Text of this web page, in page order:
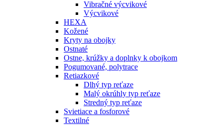
Vibračné výcvikové
Výcvikové
HEXA
Kožené
Kryty na obojky
Ostnaté
Ostne, krúžky a doplnky k obojkom
Pogumované, polytrace
Retiazkové
Dlhý typ reťaze
Malý okrúhly typ reťaze
Stredný typ reťaze
Svietiace a fosforové
Textilné